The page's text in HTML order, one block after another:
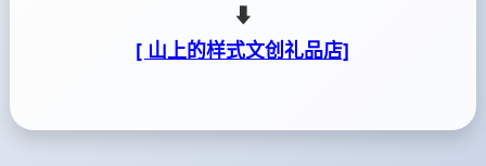
⬇
[ 山上的样式文创礼品店]